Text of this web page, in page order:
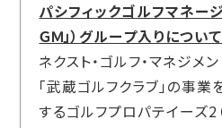
パシフィックゴルフマネージ
ＧＭ」）グループ入りについて
ネクスト・ゴルフ・マネジメ
「武蔵ゴルフクラブ」の事
するゴルフプロパテイーズ2